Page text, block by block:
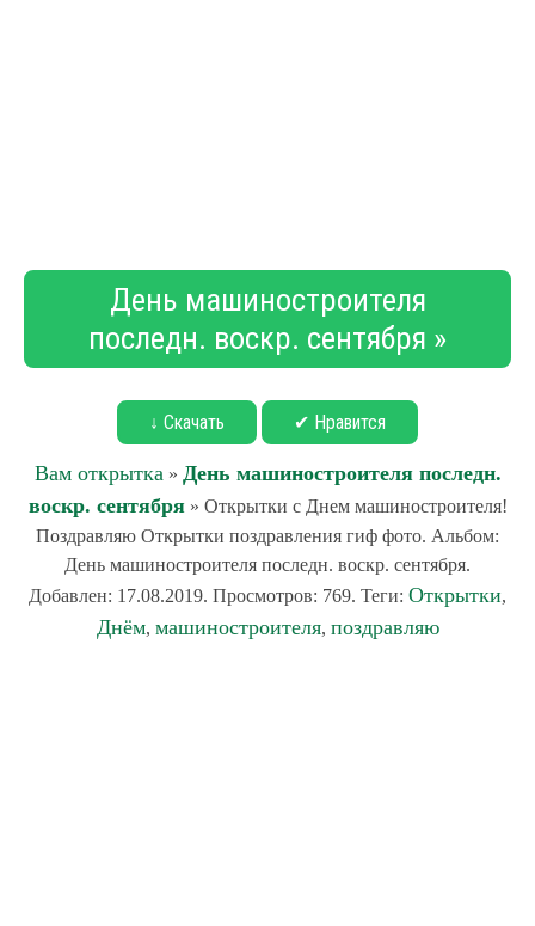
День машиностроителя
последн. воскр. сентября »
↓ Скачать ✔ Нравится
Вам открытка » День машиностроителя последн.
воскр. сентября» Открытки с Днем машиностроителя!
Поздравляю Открытки поздравления гиф фото. Альбом:
День машиностроителя последн. воскр. сентября.
Добавлен: 17.08.2019. Просмотров: 769. Теги: Открытки,
Днём, машиностроителя, поздравляю